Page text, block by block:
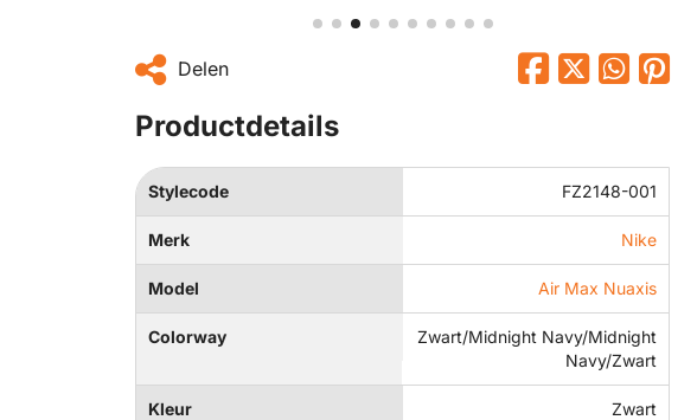
Delen
Productdetails
Stylecode FZ2148-001
Merk Nike
Model Air Max Nuaxis
Colorway
Zwart/Midnight Navy/Midnight
Navy/Zwart
Kleur Zwart